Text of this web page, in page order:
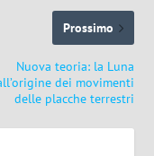
Prossimo
Nuova teoria: la Luna
dei movimenti
delle placche terrestri